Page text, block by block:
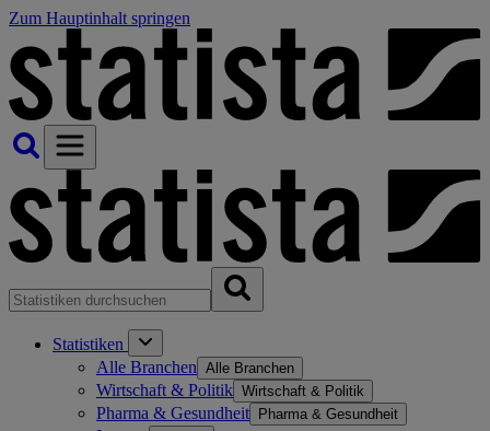
Zum Hauptinhalt springen
Statistiken
Alle Branchen Alle Branchen
Wirtschaft & Politik Wirtschaft & Politik
Pharma & Gesundheit Pharma & Gesundheit